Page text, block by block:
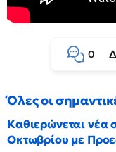
0
Όλες οι
Καθιερώνεται νέα
Οκτωβρίου με